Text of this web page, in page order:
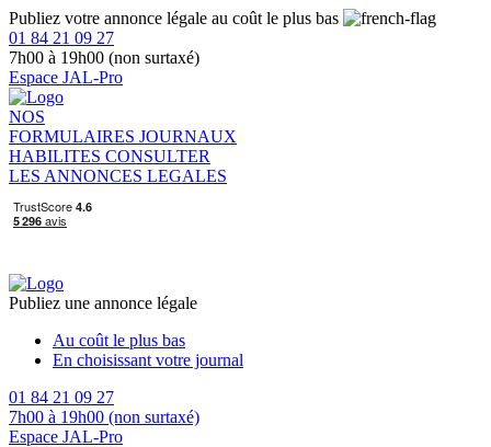
Publiez votre annonce légale au coût le plus bas
01 84 21 09 27
7h00 à 19h00 (non surtaxé)
Espace JAL-Pro
NOS
FORMULAIRES JOURNAUX
HABILITES CONSULTER
LES ANNONCES LEGALES
Publiez une annonce légale
Au coût le plus bas
En choisissant votre journal
01 84 21 09 27
7h00 à 19h00 (non surtaxé)
Espace JAL-Pro